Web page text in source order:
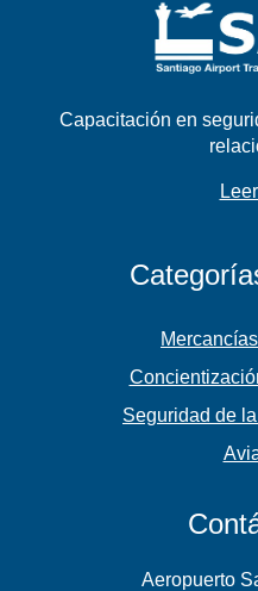
Capacitación en
Seguridad de
Aeropuerto